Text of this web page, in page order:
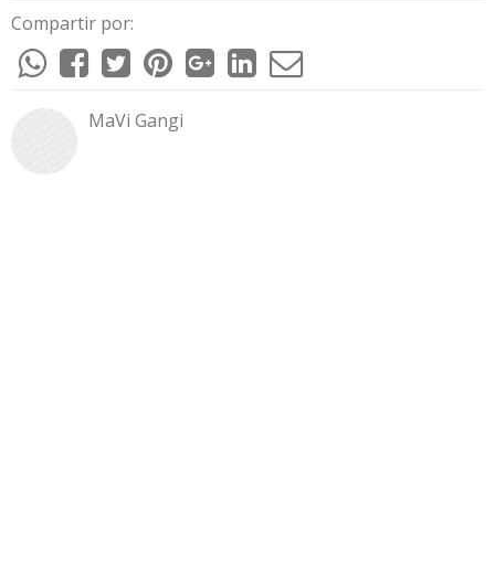
Compartir por:
MaVi Gangi